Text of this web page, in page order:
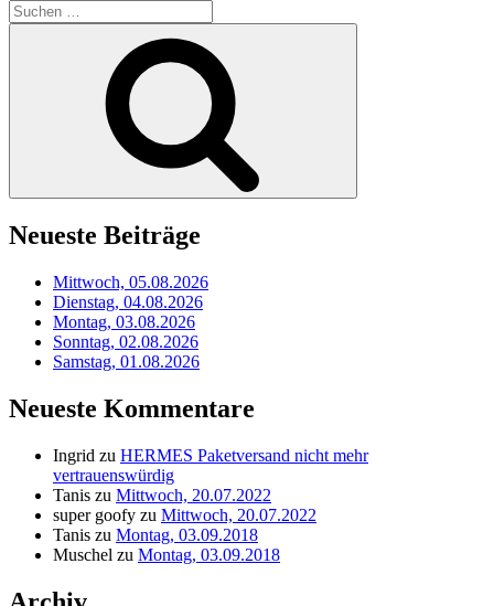
Suchen
nach:
Neueste Beiträge
Mittwoch, 05.08.2026
Dienstag, 04.08.2026
Montag, 03.08.2026
Sonntag, 02.08.2026
Samstag, 01.08.2026
Neueste Kommentare
Ingrid zu HERMES Paketversand nicht mehr
vertrauenswürdig
Tanis zu Mittwoch, 20.07.2022
super goofy zu Mittwoch, 20.07.2022
Tanis zu Montag, 03.09.2018
Muschel zu Montag, 03.09.2018